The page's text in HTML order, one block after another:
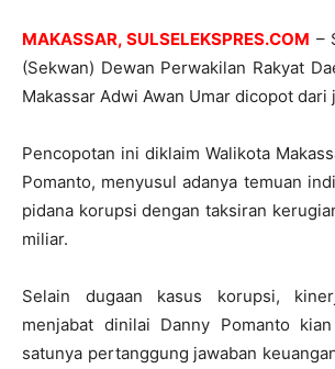
MAKASSAR, SULSELEKSPRES.COM –
(Sekwan) Dewan Perwakilan Rakyat
Makassar Adwi Awan Umar dicopot dari
Pencopotan ini diklaim Walikota
Pomanto, menyusul adanya temuan
pidana korupsi dengan taksiran
miliar.
Selain dugaan kasus korupsi,
menjabat dinilai Danny Pomanto
satunya pertanggung jawaban